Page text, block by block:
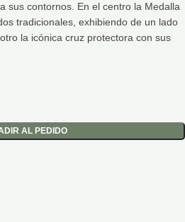
sus contornos. En el centro la Medalla
tradicionales, exhibiendo de un lado
la icónica cruz protectora con sus
AL PEDIDO